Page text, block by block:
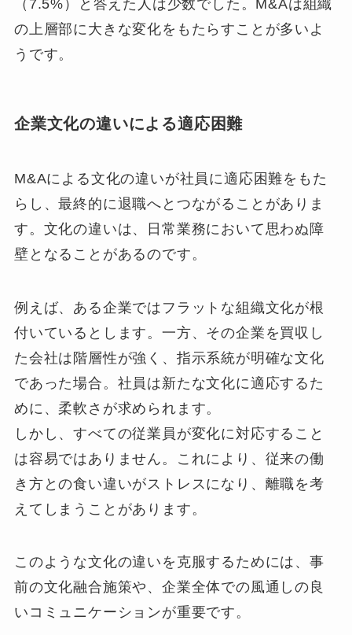
（7.5%）と答えた人は少数でした。M&Aは組織
の上層部に大きな変化をもたらすことが多いよ
うです。
企業文化の違いによる適応困難
M&Aによる文化の違いが社員に適応困難をもた
らし、最終的に退職へとつながることがありま
す。文化の違いは、日常業務において思わぬ障
壁となることがあるのです。
例えば、ある企業ではフラットな組織文化が根
付いているとします。一方、その企業を買収し
た会社は階層性が強く、指示系統が明確な文化
であった場合。社員は新たな文化に適応するた
めに、柔軟さが求められます。
しかし、すべての従業員が変化に対応すること
は容易ではありません。これにより、従来の働
き方との食い違いがストレスになり、離職を考
えてしまうことがあります。
このような文化の違いを克服するためには、事
前の文化融合施策や、企業全体での風通しの良
いコミュニケーションが重要です。